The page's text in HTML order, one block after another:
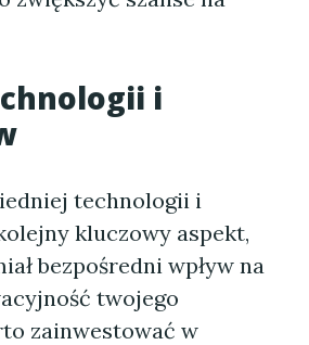
i
technologii i
kluczowy aspekt,
bezpośredni wpływ na
twojego
zainwestować w